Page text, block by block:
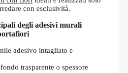
con esclusività.
degli adesivi murali
adesivo intagliato e
trasparente o spessore